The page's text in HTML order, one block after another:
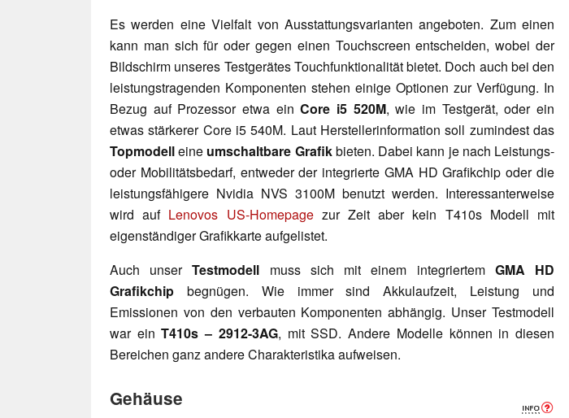
Es werden eine Vielfalt von Ausstattungsvarianten angeboten. Zum einen
kann man sich für oder gegen einen Touchscreen entscheiden, wobei der
Bildschirm unseres Testgerätes Touchfunktionalität bietet. Doch auch bei den
leistungstragenden Komponenten stehen einige Optionen zur Verfügung. In
Bezug auf Prozessor etwa einCore i5 520M, wie im Testgerät, oder ein
etwas stärkerer Core i5 540M. Laut Herstellerinformation soll zumindest das
Topmodelleine umschaltbare Grafikbieten. Dabei kann je nach Leistungs-
oder Mobilitätsbedarf, entweder der integrierte GMA HD Grafikchip oder die
leistungsfähigere Nvidia NVS 3100M benutzt werden. Interessanterweise
wird auf Lenovos US-Homepagezur Zeit aber kein T410s Modell mit
eigenständiger Grafikkarte aufgelistet.
Auch unserTestmodell muss sich mit einem integriertem GMA HD
Grafikchip begnügen. Wie immer sind Akkulaufzeit, Leistung und
Emissionen von den verbauten Komponenten abhängig. Unser Testmodell
war einT410s – 2912-3AG, mit SSD. Andere Modelle können in diesen
Bereichen ganz andere Charakteristika aufweisen.
Gehäuse